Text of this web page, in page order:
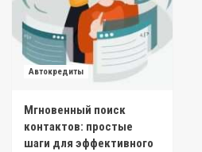
Автокредиты
Мгновенный поиск
контактов: простые
шаги для эффективного